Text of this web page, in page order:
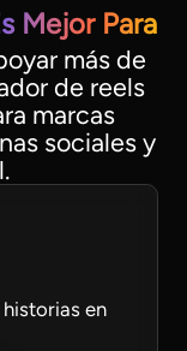
Mejor Para
más de
de reels
marcas
sociales y
en